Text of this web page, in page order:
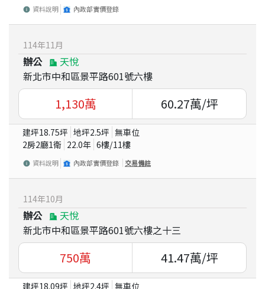
資料說明 內政部實價登錄
114年11 月
辦公
天悅
新北市中和區景平路601號六樓
1,130萬 60.27萬/坪
建坪18.75坪 地坪2.5坪 無車位
2房2廳1衛 22.0年 6樓/11樓
資料說明 內政部實價登錄 交易備註
114年10月
辦公
天悅
新北市中和區景平路601號六樓之十三
750萬 41.47萬/坪
建坪18.09坪 地坪2.4坪 無車位